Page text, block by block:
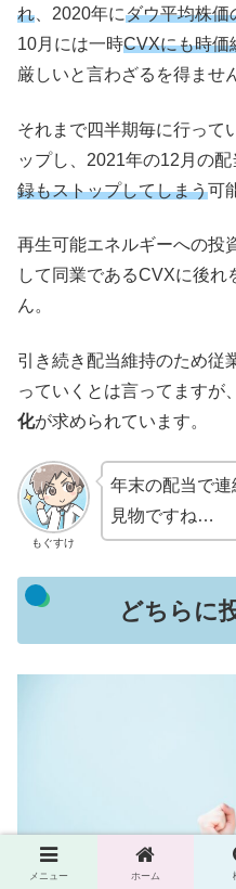
れ、2020年にダウ平均株価
10月には一時CVXにも時価
厳しいと言わざるを得ませ
それまで四半期毎に行って
ップし、2021年の12月の
録もストップしてしまう可
再生可能エネルギーへの投
して同業であるCVXに後
ん。
引き続き配当維持のため従
っていくとは言ってますが
化が求められています。
もぐすけ
年末の配当で連
見物ですね…
どちらに
メニュー ホーム